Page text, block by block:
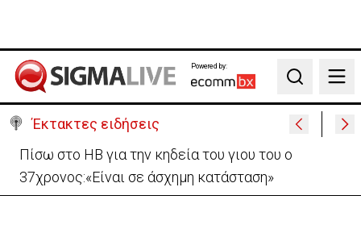
Powered by:
Search
Έκτακτες ειδήσεις
Β. Βάσεις για κεραίες: Δεν διαπιστώθηκε αυξημένη
συχνότητα εμφάνισης καρκίνου